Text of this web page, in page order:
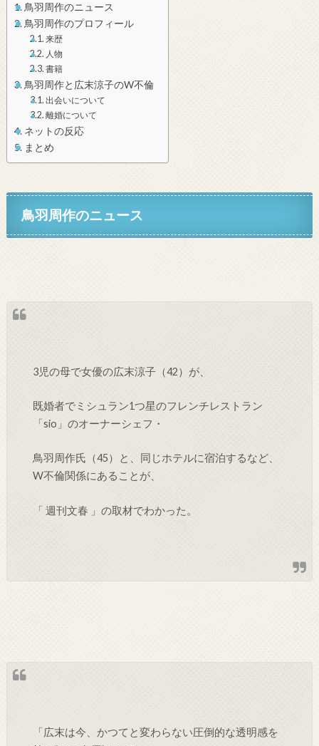
鳥羽周作のニュース
鳥羽周作のプロフィール
来歴
人物
書籍
鳥羽周作と広末涼子のW不倫
出会いについて
離婚について
ネットの反応
まとめ
鳥羽周作のニュース
3児の母で女優の広末涼子（42）が、
既婚者でミシュラン1つ星のフレンチレストラン
「sio」のオーナーシェフ・
鳥羽周作氏（45）と、同じホテルに宿泊するなど、
W不倫関係にあることが、
「 週刊文春 」の取材でわかった。
「広末は今、かつてと変わらない圧倒的な透明感を